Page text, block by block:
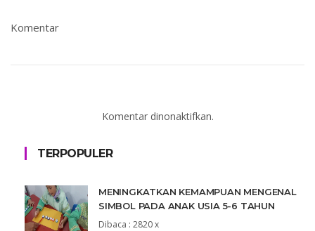
Komentar
Komentar dinonaktifkan.
TERPOPULER
MENINGKATKAN KEMAMPUAN MENGENAL
SIMBOL PADA ANAK USIA 5-6 TAHUN
Dibaca : 2820 x